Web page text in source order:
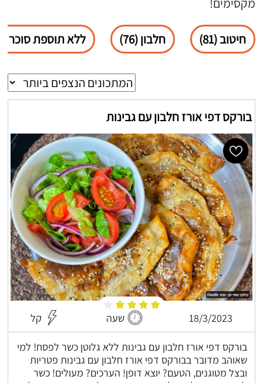
מקסימים!
חיטוב (81) חלבון (76) ללא תוספת סוכר (44)
בורקס דפי אורז חלבון עם גבינות
18/3/2023 שעה קל
בורקס דפי אורז חלבון עם גבינות ללא גלוטן כשר לפסח! למי
שאוהב מדובר בבורקס דפי אורז חלבון עם גבינות פטריות
ובצל מטוגנים, הטעם? יוצא דופן! הערכים? מעולים! כשר